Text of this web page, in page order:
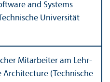
and Systems
Universität
Mitarbeiter am Lehr­
Architecture (Technische